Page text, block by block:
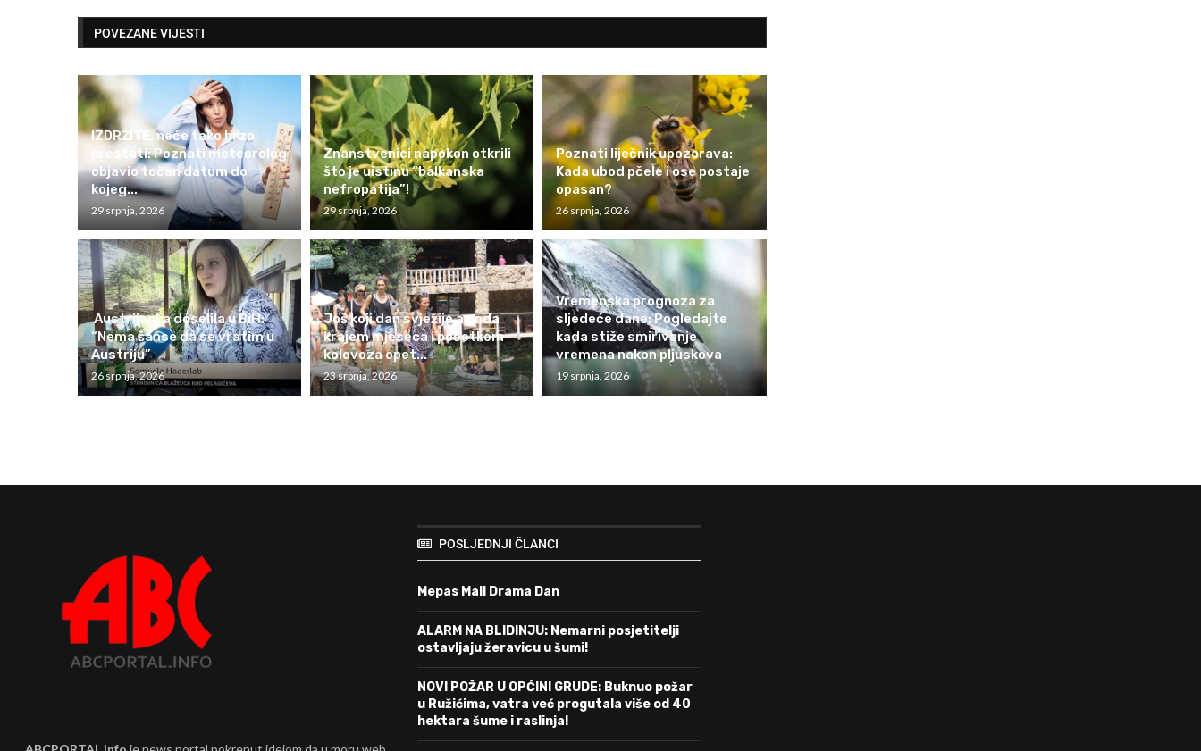
POVEZANE VIJESTI
IZDRŽITE, neće tako brzo
prestati: Poznati meteorolog
objavio točan datum do
kojeg...
29 srpnja, 2026
Znanstvenici napokon otkrili
što je uistinu “balkanska
nefropatija”!
29 srpnja, 2026
Poznati liječnik upozorava:
Kada ubod pčele i ose postaje
opasan?
26 srpnja, 2026
Austrijanka doselila u BiH:
“Nema šanse da se vratim u
Austriju”
26 srpnja, 2026
Još koji dan svježije a onda
krajem mjeseca i početkom
kolovoza opet...
23 srpnja, 2026
Vremenska prognoza za
sljedeće dane: Pogledajte
kada stiže smirivanje
vremena nakon pljuskova
19 srpnja, 2026
POSLJEDNJI ČLANCI
Mepas Mall Drama Dan
ALARM NA BLIDINJU: Nemarni posjetitelji
ostavljaju žeravicu u šumi!
NOVI POŽAR U OPĆINI GRUDE: Buknuo požar
u Ružićima, vatra već progutala više od 40
hektara šume i raslinja!